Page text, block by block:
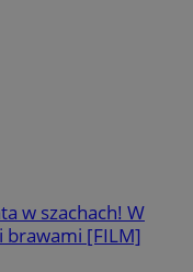
w szachach! W
brawami [FILM]